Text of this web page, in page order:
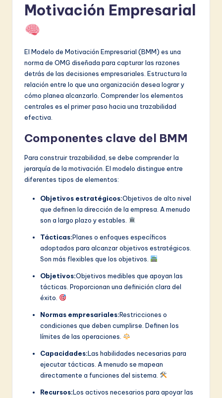
Motivación Empresarial
El Modelo de Motivación Empresarial (BMM) es una
norma de OMG diseñada para capturar las razones
detrás de las decisiones empresariales. Estructura la
relación entre lo que una organización desea lograr y
cómo planea alcanzarlo. Comprender los elementos
centrales es el primer paso hacia una trazabilidad
efectiva.
Componentes clave del BMM
Para construir trazabilidad, se debe comprender la
jerarquía de la motivación. El modelo distingue entre
diferentes tipos de elementos:
Objetivos estratégicos:Objetivos de alto nivel
que definen la dirección de la empresa. A menudo
son a largo plazo y estables.
Tácticas:Planes o enfoques específicos
adoptados para alcanzar objetivos estratégicos.
Son más flexibles que los objetivos.
Objetivos:Objetivos medibles que apoyan las
tácticas. Proporcionan una definición clara del
éxito.
Normas empresariales:Restricciones o
condiciones que deben cumplirse. Definen los
límites de las operaciones.
Capacidades:Las habilidades necesarias para
ejecutar tácticas. A menudo se mapean
directamente a funciones del sistema.
Recursos:Los activos necesarios para apoyar las